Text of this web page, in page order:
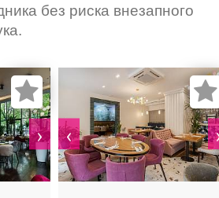
без риска внезапного
› ‹